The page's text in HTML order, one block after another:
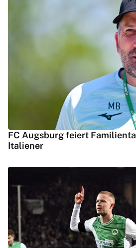
FC Augsburg feiert
Italiener